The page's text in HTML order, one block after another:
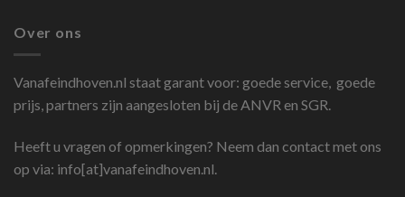
Over ons
Vanafeindhoven.nl staat garant voor: goede service, goede
prijs, partners zijn aangesloten bij de ANVR en SGR.
Heeft u vragen of opmerkingen? Neem dan contact met ons
op via: info[at]vanafeindhoven.nl.